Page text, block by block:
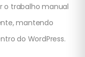
o trabalho manual
mantendo
do WordPress.